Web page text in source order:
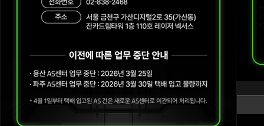
센터위치 및 연락처
번호